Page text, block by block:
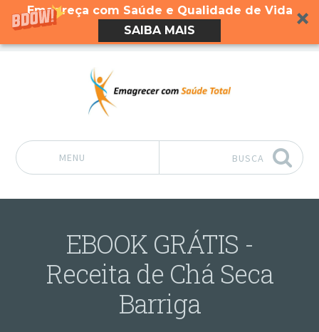
Emagreça com Saúde e Qualidade de Vida
SAIBA MAIS
MENU BUSCA
EBOOK GRÁTIS -
Receita de Chá Seca
Barriga